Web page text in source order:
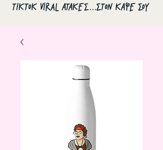
ΤΙΚΤΟΚ VIRAL ΑΤΑΚΕΣ...ΣΤΟΝ ΚΑΦΕ ΣΟΥ